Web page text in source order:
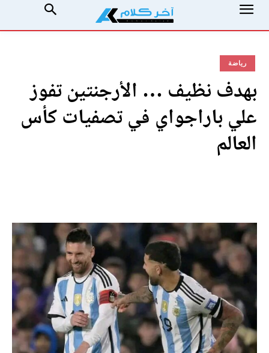
رياضة
بهدف نظيف … الأرجنتين تفوز
علي باراجواي في تصفيات كأس
العالم